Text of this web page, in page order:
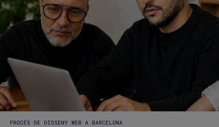
PROCÉS DE DISSENY WEB A BARCELONA